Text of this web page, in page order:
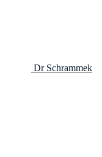
Dr Schrammek